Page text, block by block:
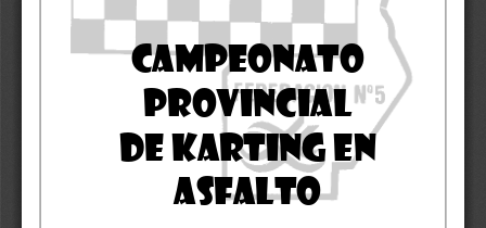
CAMPEONATO
PROVINCIAL
DE KARTING EN
ASFALTO